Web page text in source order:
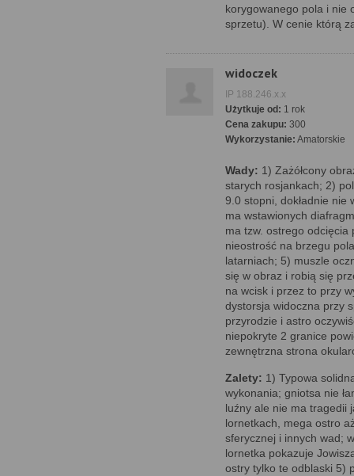
korygowanego pola i nie
sprzetu). W cenie którą
widoczek
IP 188.246.x.x
Użytkuje od: 1 rok
Cena zakupu: 300
Wykorzystanie: Amatorskie
Wady: 1) Zażółcony
starych rosjankach; 2)
9.0 stopni, dokładnie nie
ma wstawionych
ma tzw. ostrego
nieostrość na brzegu
latarniach; 5) muszle
się w obraz i robią się
na wcisk i przez to przy
dystorsja widoczna przy
przyrodzie i astro
niepokryte 2 granice
zewnętrzna strona
Zalety: 1) Typowa
wykonania; gniotsa nie
luźny ale nie ma tragedii
lornetkach, mega ostro
sferycznej i innych wad;
lornetka pokazuje
ostry tylko te odblaski 5)